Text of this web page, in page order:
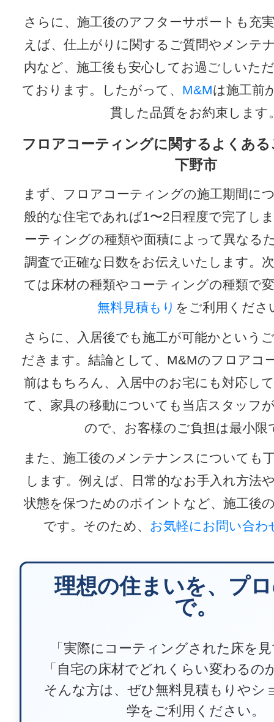
さらに、施工後のアフターサポートも充
えば、仕上がりに関するご質問やメンテ
内など、施工後も安心してお過ごしいた
ております。したがって、 M&Mは施工前
貫した品質をお約束します
フロアコーティングに関するよくある
下野市
まず、フロアコーティングの施工期間に
般的な住宅であれば1〜2日程度で完了し
ーティングの種類や面積によって異なる
調査で正確な日数をお伝えいたします。
ては床材の種類やコーティングの種類で
無料見積もり をご利用くださ
さらに、入居後でも施工が可能かという
だきます。結論として、M&Mのフロアコ
前はもちろん、入居中のお宅にも対応し
て、家具の移動についても当店スタッフ
ので、お客様のご負担は最小限
また、施工後のメンテナンスについても
します。例えば、日常的なお手入れ方法
状態を保つためのポイントなど、施工後
です。そのため、
お気軽にお問い合わ
理想の住まいを、プ
で。
「実際にコーティングされた床を
「自宅の床材でどれくらい変わるの
そんな方は、ぜひ無料見積もりやシ
学をご利用ください。